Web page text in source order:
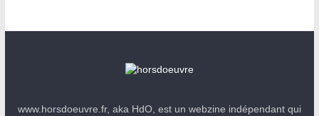
www.horsdoeuvre.fr, aka HdO, est un webzine indépendant qui